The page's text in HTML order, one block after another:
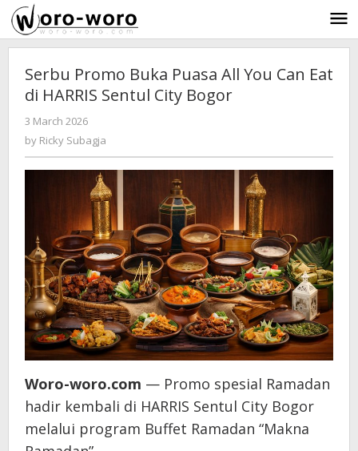
Skip
to
content
Serbu Promo Buka Puasa All You Can Eat
di HARRIS Sentul City Bogor
3 March 2026
Ricky
Subagja
by Ricky Subagja
Woro-woro.com — Promo spesial Ramadan
hadir kembali di HARRIS Sentul City Bogor
melalui program Buffet Ramadan “Makna